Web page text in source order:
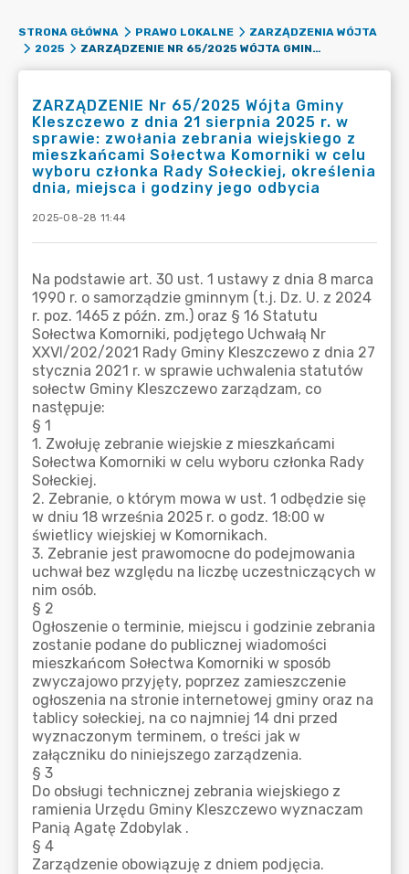
STRONA GŁÓWNA PRAWO LOKALNE
ZARZĄDZENIA WÓJTA
2025
ZARZĄDZENIE NR 65/2025 WÓJTA GMINY KLESZCZEWO Z DNIA 21 SIERPNIA 2025 R. W SPRAWIE: ZWOŁANIA ZEBRANIA WIEJSKIEGO Z MIESZKAŃCAMI SOŁECTWA KOMORNIKI W CELU WYBORU CZŁONKA RADY SOŁECKIEJ, OKREŚLENIA DNIA, MIEJSCA I GODZINY JEGO ODBYCIA
ZARZĄDZENIE Nr 65/2025 Wójta Gminy
Kleszczewo z dnia 21 sierpnia 2025 r. w
sprawie: zwołania zebrania wiejskiego z
mieszkańcami Sołectwa Komorniki w celu
wyboru członka Rady Sołeckiej, określenia
dnia, miejsca i godziny jego odbycia
2025-08-28 11:44